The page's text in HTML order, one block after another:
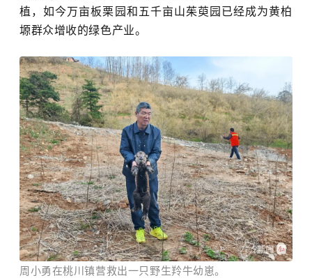
植，如今万亩板栗园和五千亩山茱萸园已经成为黄柏
塬群众增收的绿色产业。
周小勇在桃川镇营救出一只野生羚牛幼崽。